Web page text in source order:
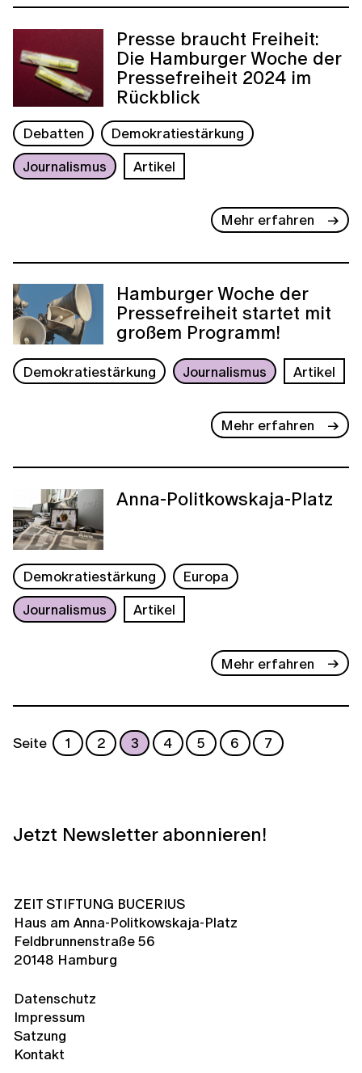
Presse braucht Freiheit:
Die Hamburger Woche der
Pressefreiheit 2024 im
Rückblick
Debatten
Demokratiestärkung
Journalismus
Artikel
Mehr erfahren
Hamburger Woche der
Pressefreiheit startet mit
großem Programm!
Demokratiestärkung Journalismus Artikel
Mehr erfahren
Anna-Politkowskaja-Platz
Demokratiestärkung
Europa
Journalismus
Artikel
Mehr erfahren
Seite 1 2 3 4 5 6 7
Jetzt Newsletter abonnieren!
ZEIT STIFTUNG BUCERIUS
Haus am Anna-Politkowskaja-Platz
Feldbrunnenstraße 56
20148 Hamburg
Datenschutz
Impressum
Satzung
Kontakt